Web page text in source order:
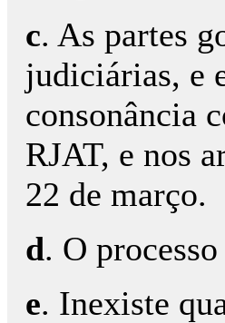
c. As partes
judiciárias, e
consonância
RJAT, e nos
22 de março.
d. O
e. Inexiste